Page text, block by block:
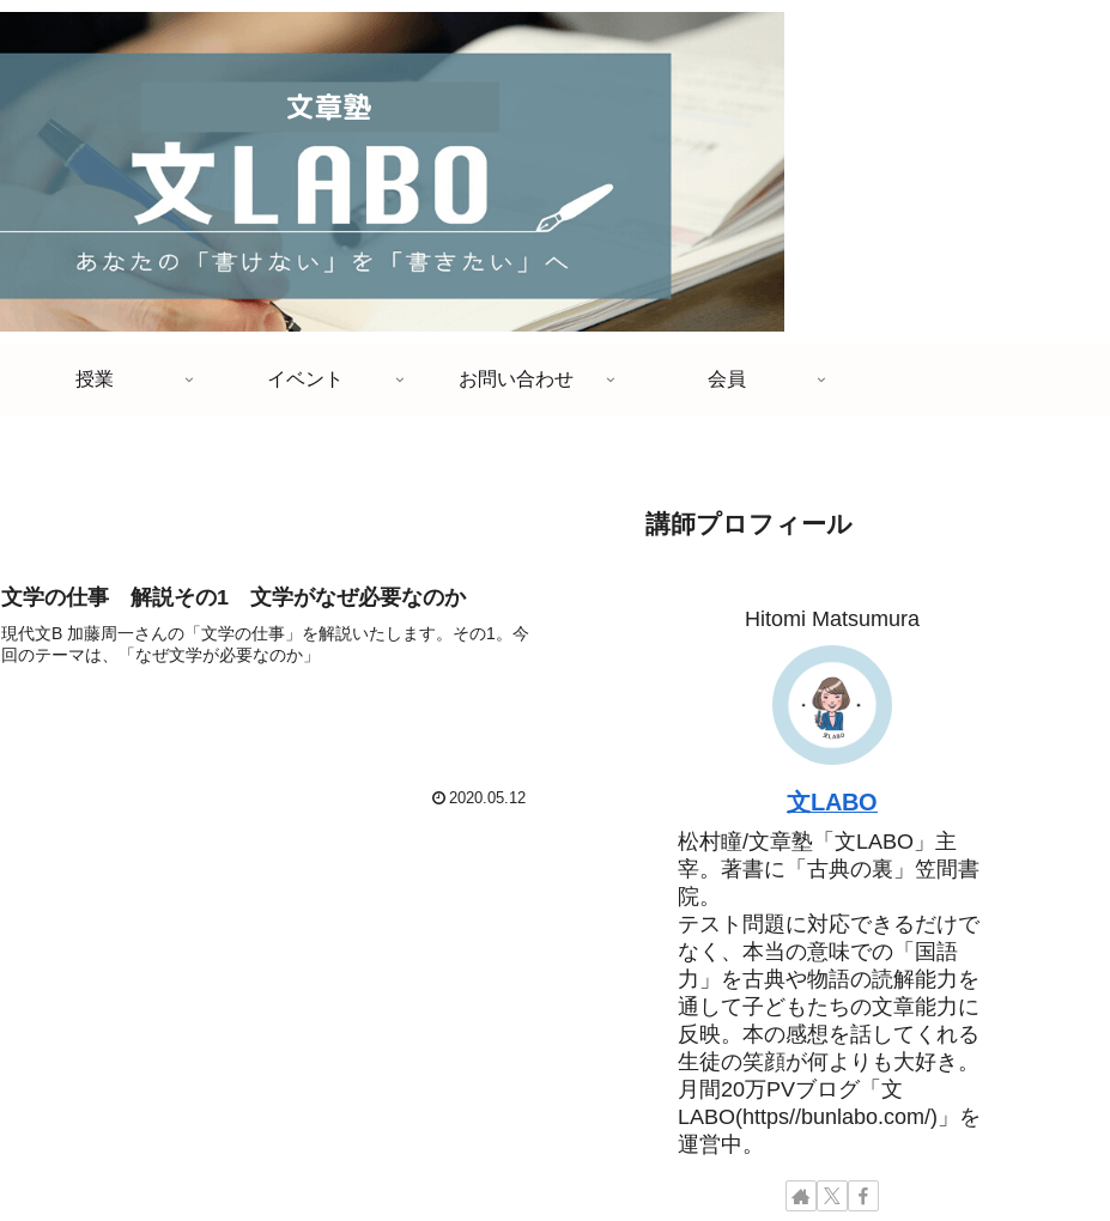
授業 イベント お問い合わせ 会員
文学の仕事 解説その1 文学がなぜ必要なのか
現代文B 加藤周一さんの「文学の仕事」を解説いたします。その1。今
回のテーマは、「なぜ文学が必要なのか」
2020.05.12
講師プロフィール
Hitomi Matsumura
文LABO
松村瞳/文章塾「文LABO」主
宰。著書に「古典の裏」笠間書
院。
テスト問題に対応できるだけで
なく、本当の意味での「国語
力」を古典や物語の読解能力を
通して子どもたちの文章能力に
反映。本の感想を話してくれる
生徒の笑顔が何よりも大好き。
月間20万PVブログ「文
LABO(https//bunlabo.com/)」を
運営中。